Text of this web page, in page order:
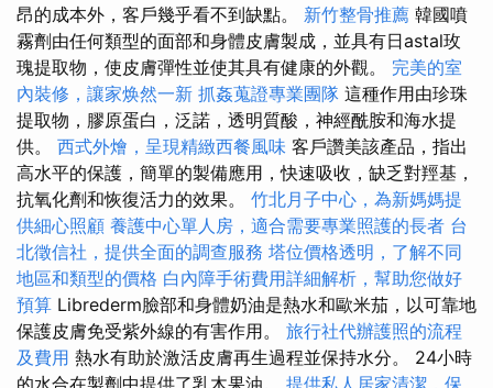
昂的成本外，客戶幾乎看不到缺點。 新竹整骨推薦 韓國噴
霧劑由任何類型的面部和身體皮膚製成，並具有日astal玫
瑰提取物，使皮膚彈性並使其具有健康的外觀。 完美的室
內裝修，讓家焕然一新 抓姦蒐證專業團隊 這種作用由珍珠
提取物，膠原蛋白，泛諾，透明質酸，神經酰胺和海水提
供。 西式外燴，呈現精緻西餐風味 客戶讚美該產品，指出
高水平的保護，簡單的製備應用，快速吸收，缺乏對羥基，
抗氧化劑和恢復活力的效果。 竹北月子中心，為新媽媽提
供細心照顧 養護中心單人房，適合需要專業照護的長者 台
北徵信社，提供全面的調查服務 塔位價格透明，了解不同
地區和類型的價格 白內障手術費用詳細解析，幫助您做好
預算 Librederm臉部和身體奶油是熱水和歐米茄，以可靠地
保護皮膚免受紫外線的有害作用。 旅行社代辦護照的流程
及費用 熱水有助於激活皮膚再生過程並保持水分。 24小時
的水合在製劑中提供了乳木果油。 提供私人居家清潔，保